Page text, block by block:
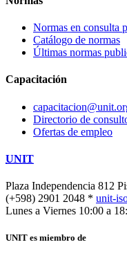
Normas en consulta
Catálogo de normas
Últimas normas
Capacitación
Directorio de
Ofertas de empleo
UNIT
Plaza Independencia 812
(+598) 2901 2048 * unit-
Lunes a Viernes 10:00 a
UNIT es miembro de